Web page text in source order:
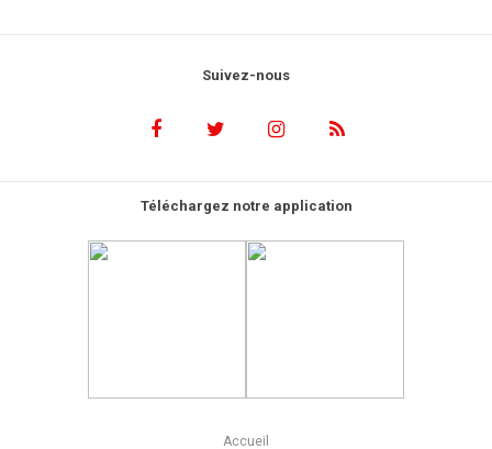
Suivez-nous
Téléchargez notre application
Accueil